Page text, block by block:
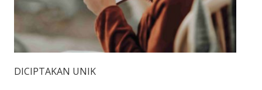
DICIPTAKAN UNIK